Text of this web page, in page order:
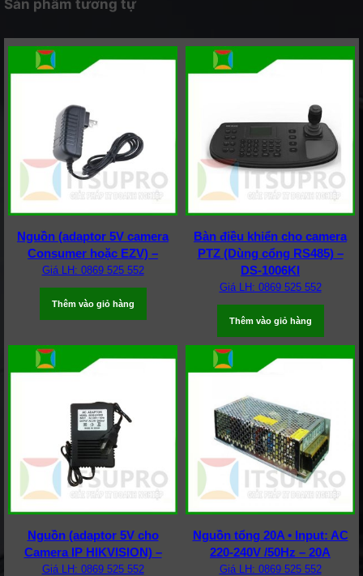
Sản phẩm tương tự
Nguồn (adaptor 5V camera
Consumer hoặc EZV) –
Giá LH: 0869 525 552
Thêm vào giỏ hàng
Bàn điều khiển cho camera
PTZ (Dùng cổng RS485) –
DS-1006KI
Giá LH: 0869 525 552
Thêm vào giỏ hàng
Nguồn (adaptor 5V cho
Camera IP HIKVISION) –
Giá LH: 0869 525 552
Nguồn tổng 20A • Input: AC
220-240V /50Hz – 20A
Giá LH: 0869 525 552